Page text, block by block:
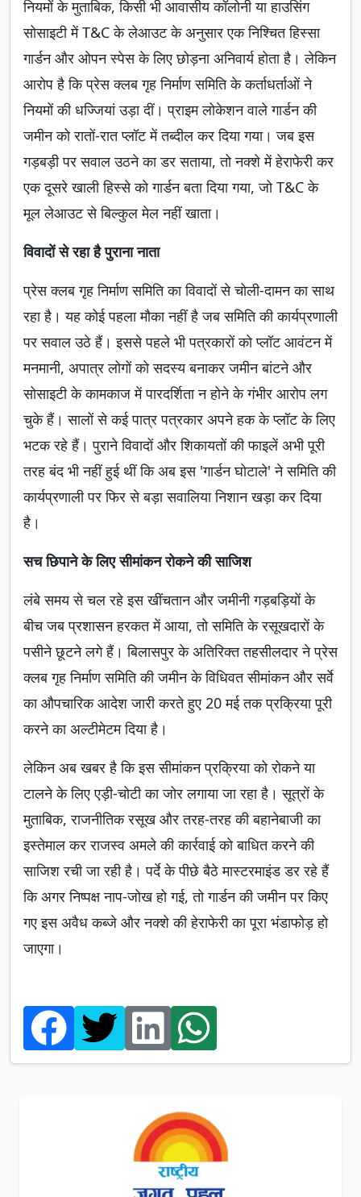
नियमों के मुताबिक, किसी भी आवासीय कॉलोनी या हाउसिंग
सोसाइटी में T&C के लेआउट के अनुसार एक निश्चित हिस्सा
गार्डन और ओपन स्पेस के लिए छोड़ना अनिवार्य होता है। लेकिन
आरोप है कि प्रेस क्लब गृह निर्माण समिति के कर्ताधर्ताओं ने
नियमों की धज्जियां उड़ा दीं। प्राइम लोकेशन वाले गार्डन की
जमीन को रातों-रात प्लॉट में तब्दील कर दिया गया। जब इस
गड़बड़ी पर सवाल उठने का डर सताया, तो नक्शे में हेराफेरी कर
एक दूसरे खाली हिस्से को गार्डन बता दिया गया, जो T&C के
मूल लेआउट से बिल्कुल मेल नहीं खाता।
विवादों से रहा है पुराना नाता
प्रेस क्लब गृह निर्माण समिति का विवादों से चोली-दामन का साथ
रहा है। यह कोई पहला मौका नहीं है जब समिति की कार्यप्रणाली
पर सवाल उठे हैं। इससे पहले भी पत्रकारों को प्लॉट आवंटन में
मनमानी, अपात्र लोगों को सदस्य बनाकर जमीन बांटने और
सोसाइटी के कामकाज में पारदर्शिता न होने के गंभीर आरोप लग
चुके हैं। सालों से कई पात्र पत्रकार अपने हक के प्लॉट के लिए
भटक रहे हैं। पुराने विवादों और शिकायतों की फाइलें अभी पूरी
तरह बंद भी नहीं हुई थीं कि अब इस 'गार्डन घोटाले' ने समिति की
कार्यप्रणाली पर फिर से बड़ा सवालिया निशान खड़ा कर दिया
है।
सच छिपाने के लिए सीमांकन रोकने की साजिश
लंबे समय से चल रहे इस खींचतान और जमीनी गड़बड़ियों के
बीच जब प्रशासन हरकत में आया, तो समिति के रसूखदारों के
पसीने छूटने लगे हैं। बिलासपुर के अतिरिक्त तहसीलदार ने प्रेस
क्लब गृह निर्माण समिति की जमीन के विधिवत सीमांकन और सर्वे
का औपचारिक आदेश जारी करते हुए 20 मई तक प्रक्रिया पूरी
करने का अल्टीमेटम दिया है।
लेकिन अब खबर है कि इस सीमांकन प्रक्रिया को रोकने या
टालने के लिए एड़ी-चोटी का जोर लगाया जा रहा है। सूत्रों के
मुताबिक, राजनीतिक रसूख और तरह-तरह की बहानेबाजी का
इस्तेमाल कर राजस्व अमले की कार्रवाई को बाधित करने की
साजिश रची जा रही है। पर्दे के पीछे बैठे मास्टरमाइंड डर रहे हैं
कि अगर निष्पक्ष नाप-जोख हो गई, तो गार्डन की जमीन पर किए
गए इस अवैध कब्जे और नक्शे की हेराफेरी का पूरा भंडाफोड़ हो
जाएगा।